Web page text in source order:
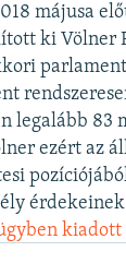
májusa
ki Völner
legalább
ezért az